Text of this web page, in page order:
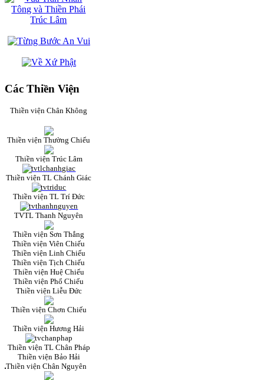
Các Thiền Viện
Thiền viện Chân Không
Thiền viện Thường Chiếu
Thiền viện Trúc Lâm
Thiền viện TL Chánh Giác
Thiền viện TL Trí Đức
TVTL Thanh Nguyên
Thiền viện Sơn Thắng
Thiền viện Viên Chiếu
Thiền viện Linh Chiếu
Thiền viện Tịch Chiếu
Thiền viện Huệ Chiếu
Thiền viện Phổ Chiếu
Thiền viện Liễu Đức
Thiền viện Chơn Chiếu
Thiền viện Hương Hải
Thiền viện TL Chân Pháp
Thiền viện Bảo Hải
Thiền viện Chân Nguyên